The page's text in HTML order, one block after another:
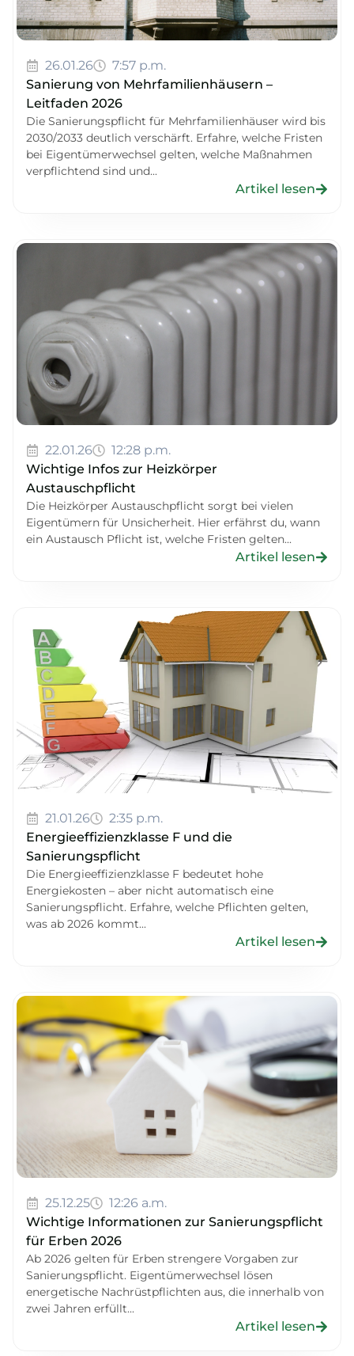
26.01.26
7:57 p.m.
Sanierung von Mehrfamilienhäusern –
Leitfaden 2026
Die Sanierungspflicht für Mehrfamilienhäuser wird bis
2030/2033 deutlich verschärft. Erfahre, welche Fristen
bei Eigentümerwechsel gelten, welche Maßnahmen
verpflichtend sind und...
Artikel lesen
22.01.26
12:28 p.m.
Wichtige Infos zur Heizkörper
Austauschpflicht
Die Heizkörper Austauschpflicht sorgt bei vielen
Eigentümern für Unsicherheit. Hier erfährst du, wann
ein Austausch Pflicht ist, welche Fristen gelten...
Artikel lesen
21.01.26
2:35 p.m.
Energieeffizienzklasse F und die
Sanierungspflicht
Die Energieeffizienzklasse F bedeutet hohe
Energiekosten – aber nicht automatisch eine
Sanierungspflicht. Erfahre, welche Pflichten gelten,
was ab 2026 kommt...
Artikel lesen
25.12.25
12:26 a.m.
Wichtige Informationen zur Sanierungspflicht
für Erben 2026
Ab 2026 gelten für Erben strengere Vorgaben zur
Sanierungspflicht. Eigentümerwechsel lösen
energetische Nachrüstpflichten aus, die innerhalb von
zwei Jahren erfüllt...
Artikel lesen